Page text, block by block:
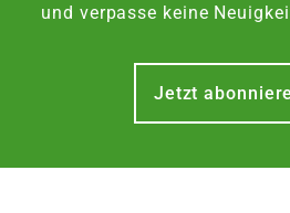
und verpasse keine
Jetzt